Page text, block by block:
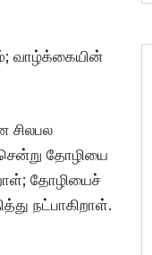
வாழ்க்கையின்
சிலபல
தோழியை
தோழியைச்
நட்பாகிறாள்.